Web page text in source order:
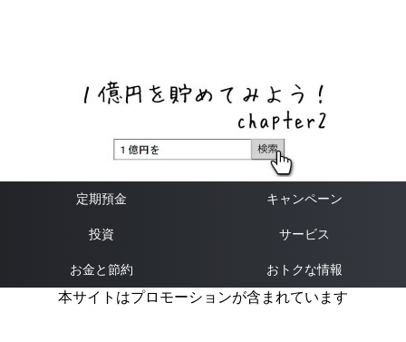
定期預金 キャンペーン
投資 サービス
お金と節約 おトクな情報
本サイトはプロモーションが含まれています